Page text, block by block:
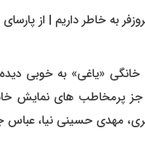
خانگی «یاغی» به خوبی
پرمخاطب های نمایش
مهدی حسینی نیا،